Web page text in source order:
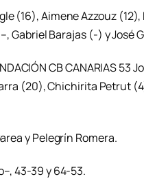
(16), Aimene Azzouz
Gabriel Barajas (-) y José
CB CANARIAS
(20), Chichirita Petrut
y Pelegrín Romera.
43-39 y 64-53.